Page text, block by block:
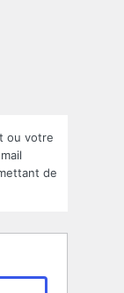
ou votre
de